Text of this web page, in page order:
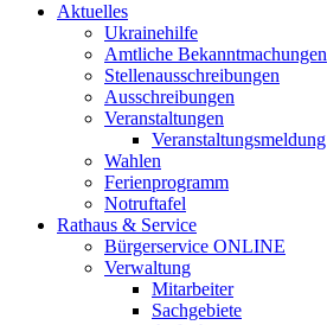
Aktuelles
Ukrainehilfe
Amtliche Bekanntmachungen
Stellenausschreibungen
Ausschreibungen
Veranstaltungen
Veranstaltungsmeldung
Wahlen
Ferienprogramm
Notruftafel
Rathaus & Service
Bürgerservice ONLINE
Verwaltung
Mitarbeiter
Sachgebiete